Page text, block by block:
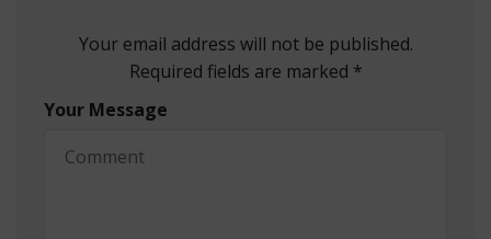
Your email address will not be published.
Required fields are marked *
Your Message